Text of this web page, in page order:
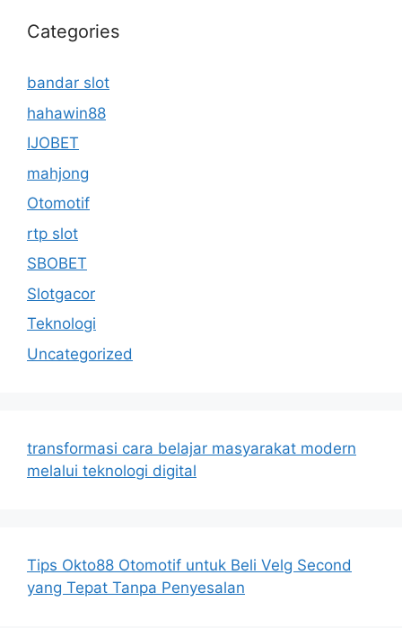
Categories
bandar slot
hahawin88
IJOBET
mahjong
Otomotif
rtp slot
SBOBET
Slotgacor
Teknologi
Uncategorized
transformasi cara belajar masyarakat modern
melalui teknologi digital
Tips Okto88 Otomotif untuk Beli Velg Second
yang Tepat Tanpa Penyesalan